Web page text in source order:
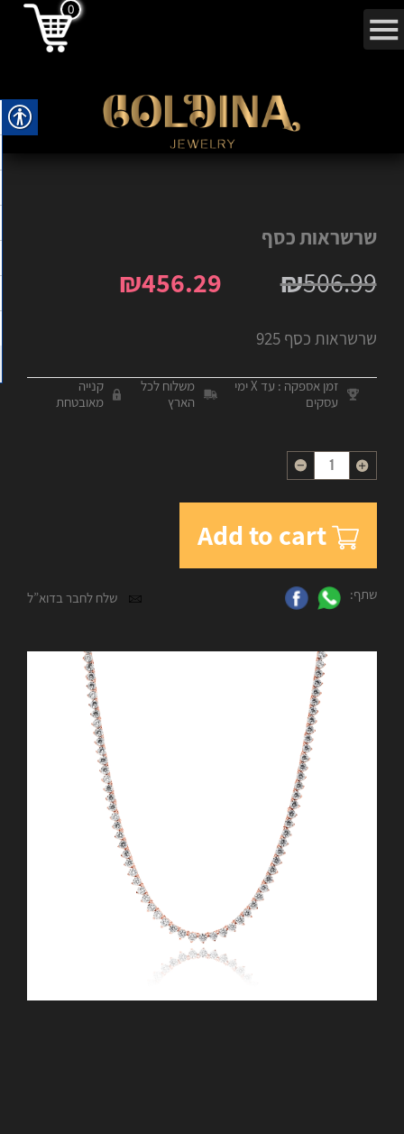
0
שרשראות כסף
₪506.99
₪456.29
שרשראות כסף 925
זמן אספקה : עד X ימי
עסקים
משלוח לכל
הארץ
קנייה
מאובטחת
Quantity
Add to cart
שתף: שלח לחבר בדוא”ל